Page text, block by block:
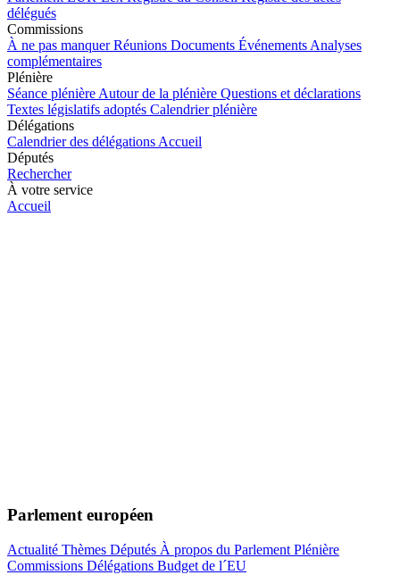
délégués
Commissions
À ne pas manquer Réunions Documents Événements Analyses
complémentaires
Plénière
Séance plénière Autour de la plénière Questions et déclarations
Textes législatifs adoptés Calendrier plénière
Délégations
Calendrier des délégations Accueil
Députés
Rechercher
À votre service
Accueil
Parlement européen
Actualité Thèmes Députés À propos du Parlement Plénière
Commissions Délégations Budget de l´EU